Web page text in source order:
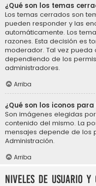
¿Qué son los temas
Los temas cerrados son
pueden responder y las
automáticamente. Los
razones. Esta decisión es
moderador. Tal vez pueda
dependiendo de los
administradores.
Arriba
¿Qué son los iconos
Son imágenes elegidas
contenido del mismo. La
mensajes depende de los
Administración.
Arriba
Niveles de usuario y